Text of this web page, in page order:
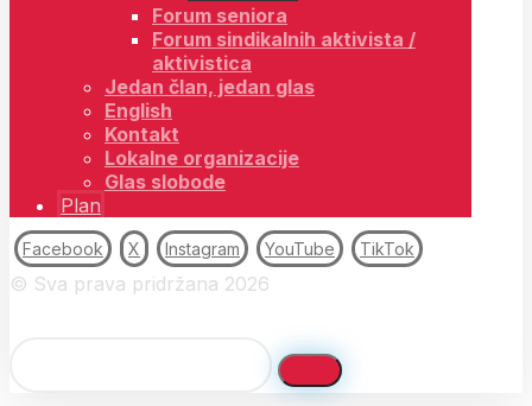
Forum seniora
Forum sindikalnih aktivista /
aktivistica
Jedan član, jedan glas
English
Kontakt
Lokalne organizacije
Glas slobode
Plan
Facebook X Instagram YouTube TikTok
© Sva prava pridržana 2026